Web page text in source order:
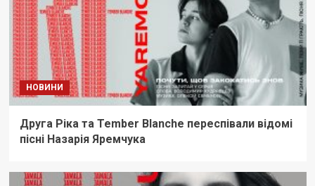
НОВИНИ
Друга Ріка та Tember Blanche переспівали відомі
пісні Назарія Яремчука